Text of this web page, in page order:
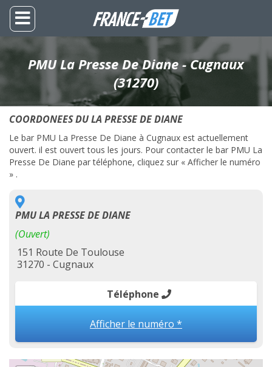
PMU La Presse De Diane - Cugnaux
(31270)
COORDONEES DU LA PRESSE DE DIANE
Le bar PMU La Presse De Diane à Cugnaux est actuellement
ouvert. il est ouvert tous les jours. Pour contacter le bar PMU La
Presse De Diane par téléphone, cliquez sur « Afficher le numéro
» .
PMU LA PRESSE DE DIANE
(Ouvert)
151 Route De Toulouse
31270 - Cugnaux
Téléphone
Afficher le numéro *